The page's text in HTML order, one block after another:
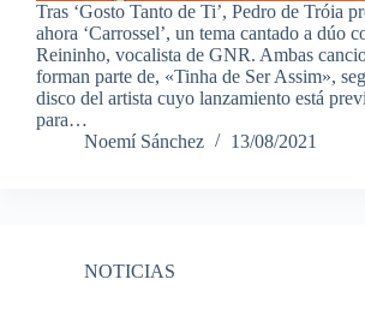
Tras ‘Gosto Tanto de Ti’, Pedro de Tróia
ahora ‘Carrossel’, un tema cantado a dúo
Reininho, vocalista de GNR. Ambas
forman parte de, «Tinha de Ser Assim»,
disco del artista cuyo lanzamiento está
para…
Noemí Sánchez
13/08/2021
NOTICIAS